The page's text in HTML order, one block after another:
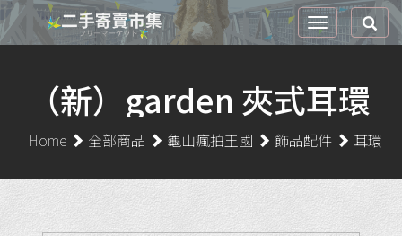
（新）garden 夾式耳環
Home 全部商品 龜山瘋拍王國 飾品配件 耳環